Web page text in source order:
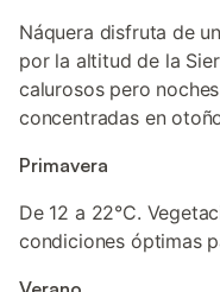
Náquera disfruta de
por la altitud de la
calurosos pero
concentradas en
Primavera
De 12 a 22°C.
condiciones óptimas